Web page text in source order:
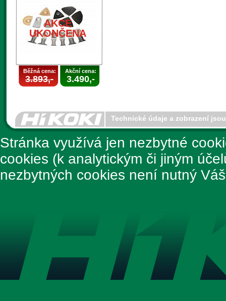
AKCE
UKONČENA
Běžná cena:
3.893,-
Akční cena:
3.490,-
Technické údaje a zobrazení
Stránka využívá jen nezbytné
cookies (k analytickým či jiným
nezbytných cookies není nutný